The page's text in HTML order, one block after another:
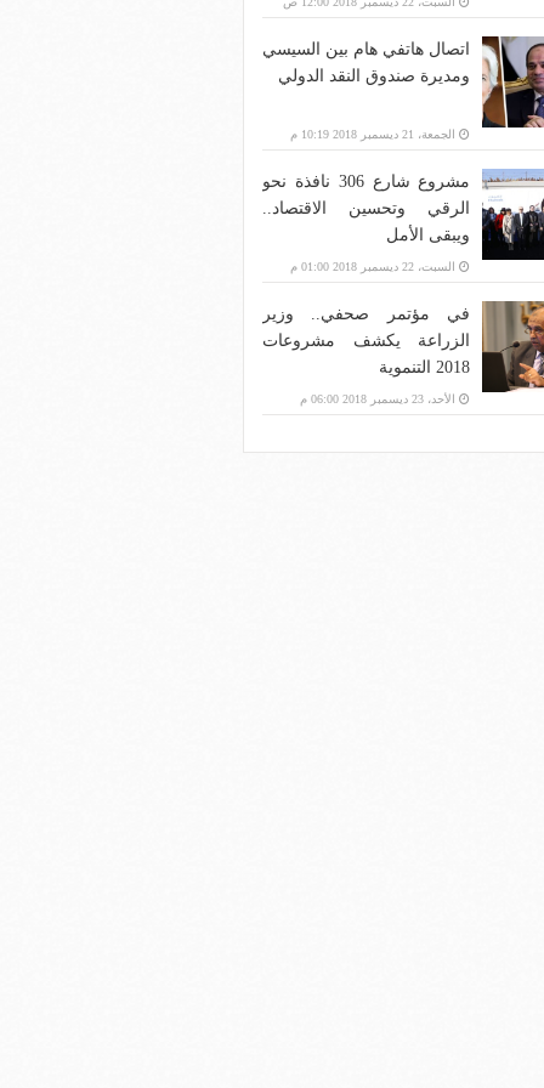
اتصال هاتفي هام بين السيسي
ومديرة صندوق النقد الدولي
الجمعة، 21 ديسمبر 2018 10:19 م
مشروع شارع 306 نافذة نحو
الرقي وتحسين الاقتصاد..
ويبقى الأمل
السبت، 22 ديسمبر 2018 01:00 م
في مؤتمر صحفي.. وزير
الزراعة يكشف مشروعات
2018 التنموية
الأحد، 23 ديسمبر 2018 06:00 م